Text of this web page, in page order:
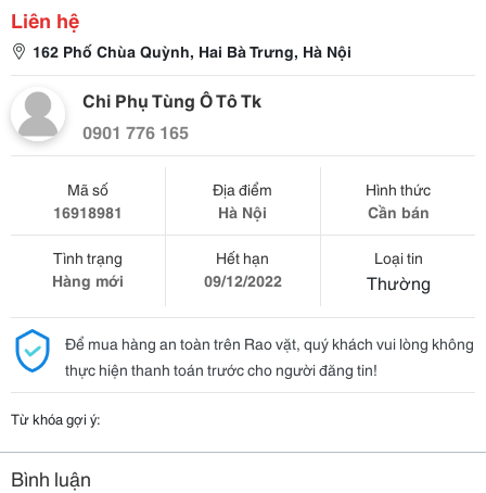
Liên hệ
162 Phố Chùa Quỳnh, Hai Bà Trưng, Hà Nội
Chi Phụ Tùng Ô Tô Tk
0901 776 165
Mã số
16918981
Địa điểm
Hà Nội
Hình thức
Cần bán
Tình trạng
Hàng mới
Hết hạn
09/12/2022
Loại tin
Thường
Để mua hàng an toàn trên Rao vặt, quý khách vui lòng không
thực hiện thanh toán trước cho người đăng tin!
Từ khóa gợi ý:
Bình luận